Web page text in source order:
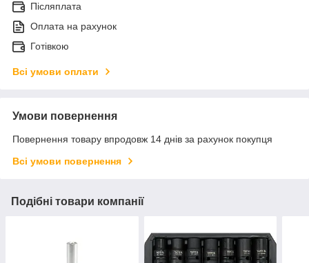
Післяплата
Оплата на рахунок
Готівкою
Всі умови оплати
Умови повернення
Повернення товару впродовж 14 днів за рахунок покупця
Всі умови повернення
Подібні товари компанії